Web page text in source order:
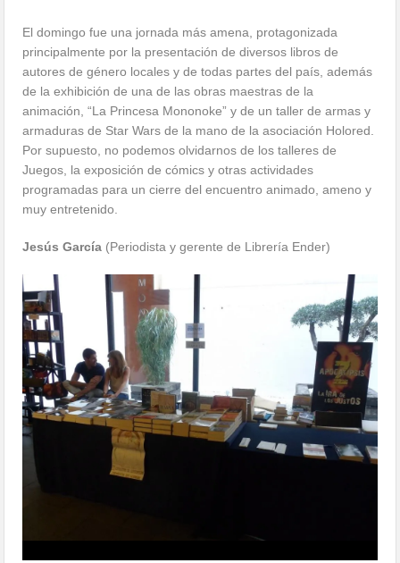
El domingo fue una jornada más amena, protagonizada
principalmente por la presentación de diversos libros de
autores de género locales y de todas partes del país, además
de la exhibición de una de las obras maestras de la
animación, “La Princesa Mononoke” y de un taller de armas y
armaduras de Star Wars de la mano de la asociación Holored.
Por supuesto, no podemos olvidarnos de los talleres de
Juegos, la exposición de cómics y otras actividades
programadas para un cierre del encuentro animado, ameno y
muy entretenido.
Jesús García (Periodista y gerente de Librería Ender)